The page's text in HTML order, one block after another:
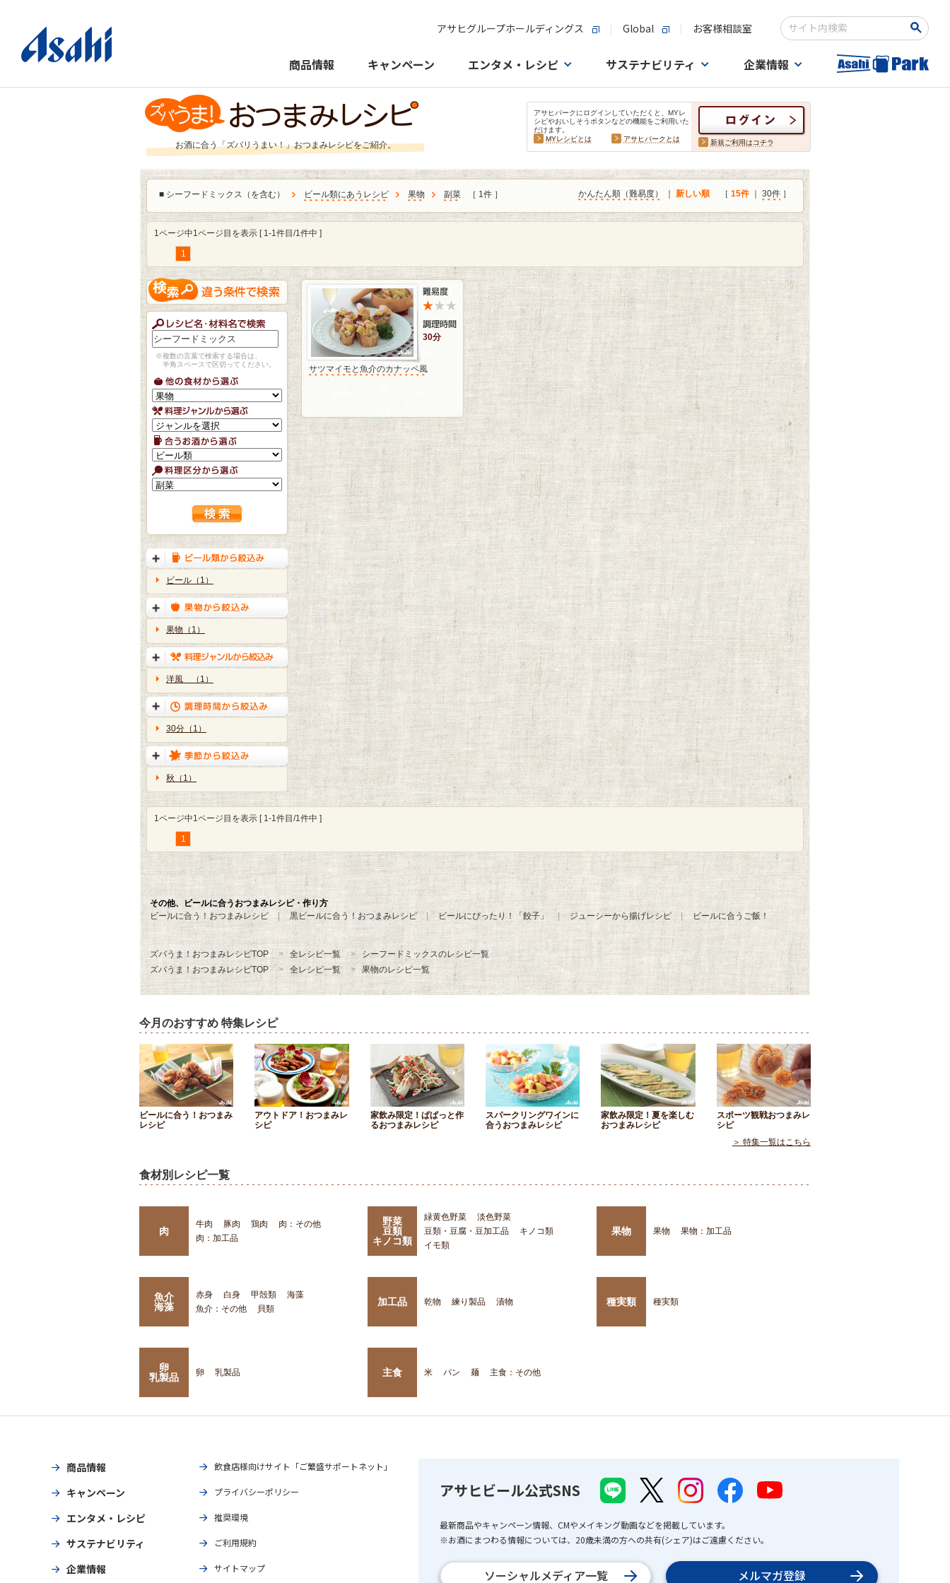
アサヒグループホールディングス Global お客様相談室
検索キーワード入力
商品情報 キャンペーン エンタメ・レシピ サステナビリティ 企業情報
お酒に合う「ズバリうまい！」おつまみレシピをご紹介。
アサヒパークにログインしていただくと、MYレ
シピやおいしそうボタンなどの機能をご利用いた
だけます。
MYレシピとは
アサヒパークとは 新規ご利用はコチラ
■ シーフードミックス（を含む） ビール類にあうレシピ 果物 副菜 ［ 1件 ］ かんたん順（難易度） 新しい順 ［ 15件｜ 30件 ］
1ページ中1ページ目を表示 [ 1-1件目/1件中 ]
1
※複数の言葉で検索する場合は、
半角スペースで区切ってください。
ビール（1）
果物（1）
洋風 （1）
30分（1）
秋（1）
30分
サツマイモと魚介のカナッペ風
1ページ中1ページ目を表示 [ 1-1件目/1件中 ]
1
その他、ビールに合うおつまみレシピ・作り方
ビールに合う！おつまみレシピ
黒ビールに合う！おつまみレシピ ビールにぴったり！「餃子」 ジューシーから揚げレシピ ビールに合うご飯！
ズバうま！おつまみレシピTOP 全レシピ一覧
シーフードミックスのレシピ一覧
ズバうま！おつまみレシピTOP
全レシピ一覧 果物のレシピ一覧
今月のおすすめ 特集レシピ
ビールに合う！おつまみ
レシピ
アウトドア！おつまみレ
シピ
家飲み限定！ぱぱっと作
るおつまみレシピ
スパークリングワインに
合うおつまみレシピ
家飲み限定！夏を楽しむ
おつまみレシピ
スポーツ観戦おつまみレ
シピ
＞ 特集一覧はこちら
食材別レシピ一覧
肉
牛肉 豚肉 鶏肉
肉：その他
肉：加工品
野菜
豆類
キノコ類
緑黄色野菜
淡色野菜
豆類・豆腐・豆加工品
キノコ類
イモ類
果物 果物 果物：加工品
魚介
海藻
赤身 白身 甲殻類
海藻
魚介：その他
貝類
加工品 乾物 練り製品 漬物 種実類 種実類
卵
乳製品
卵 乳製品 主食 米 パン 麺 主食：その他
商品情報
キャンペーン
エンタメ・レシピ
サステナビリティ
企業情報
飲食店様向けサイト「ご繁盛サポートネット」
プライバシーポリシー
推奨環境
ご利用規約
サイトマップ
アサヒビール公式SNS
最新商品やキャンペーン情報、CMやメイキング動画などを掲載しています。
※お酒にまつわる情報については、20歳未満の方への共有(シェア)はご遠慮ください。
ソーシャルメディア一覧 メルマガ登録